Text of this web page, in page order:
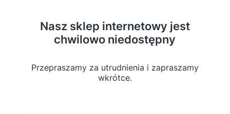
Nasz sklep internetowy jest
chwilowo niedostępny
Przepraszamy za utrudnienia i zapraszamy
wkrótce.